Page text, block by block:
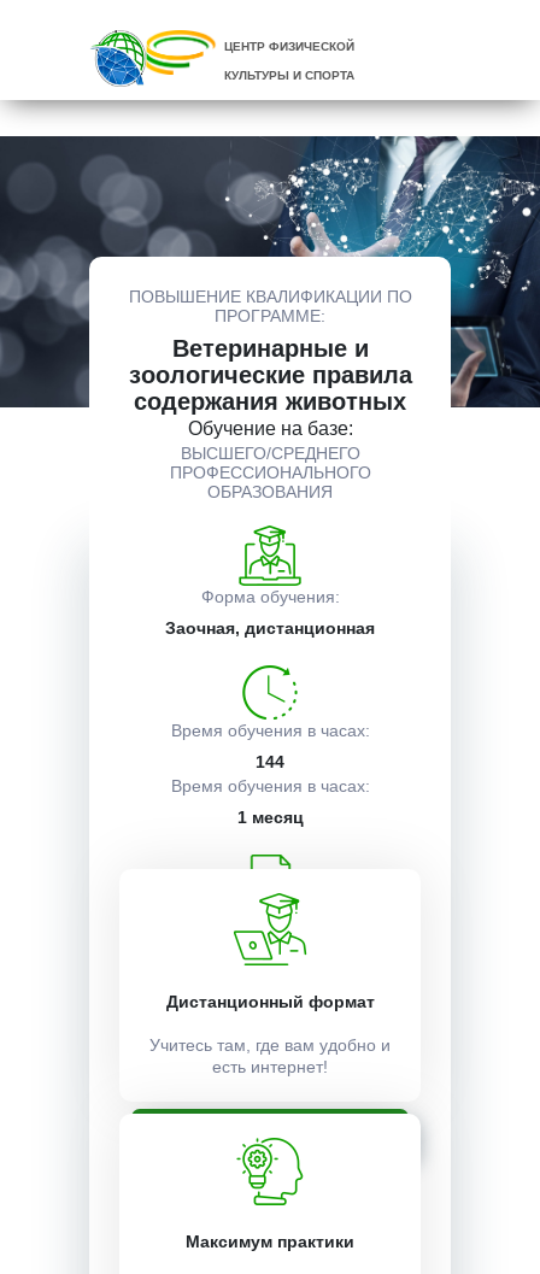
ЦЕНТР ФИЗИЧЕСКОЙ
КУЛЬТУРЫ И СПОРТА
ПОВЫШЕНИЕ КВАЛИФИКАЦИИ ПО
ПРОГРАММЕ:
Ветеринарные и
зоологические правила
содержания животных
Обучение на базе:
ВЫСШЕГО/СРЕДНЕГО
ПРОФЕССИОНАЛЬНОГО
ОБРАЗОВАНИЯ
Форма обучения:
Заочная, дистанционная
Время обучения в часах:
144
Время обучения в часах:
1 месяц
Учебный план:
Получить
Стоимость:
9000 ₽
Описание курса
Получаемые документы
Условия поступления
Дистанционный формат
Учитесь там, где вам удобно и
есть интернет!
Максимум практики